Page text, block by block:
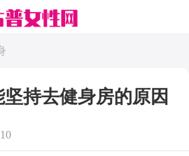
持去健身房的原因